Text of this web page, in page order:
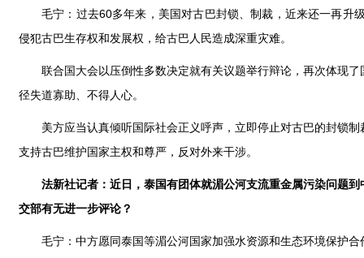
毛宁：过去60多年来，美国对古巴封锁、制裁，近来还一再升
侵犯古巴生存权和发展权，给古巴人民造成深重灾难。
联合国大会以压倒性多数决定就有关议题举行辩论，再次体现
径失道寡助、不得人心。
美方应当认真倾听国际社会正义呼声，立即停止对古巴的封锁
支持古巴维护国家主权和尊严，反对外来干涉。
法新社记者：近日，泰国有团体就湄公河支流重金属污染问题
交部有无进一步评论？
毛宁：中方愿同泰国等湄公河国家加强水资源和生态环境保护